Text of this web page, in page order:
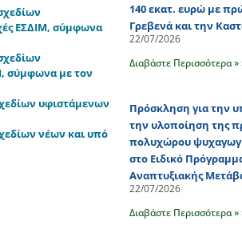
ΕΣΔΙΜ, σύμφωνα
σύμφωνα με τον
υφιστάμενων
νέων και υπό
140 εκατ. ευρώ με
Γρεβενά και την
22/07/2026
Διαβάστε Περισσότερα »
Πρόσκληση για την
την υλοποίηση της
πολυχώρου
στο Ειδικό
Αναπτυξιακής
22/07/2026
Διαβάστε Περισσότερα »